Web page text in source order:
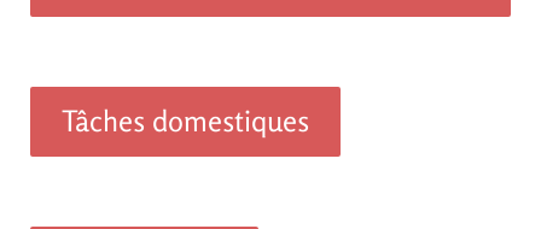
Tâches domestiques